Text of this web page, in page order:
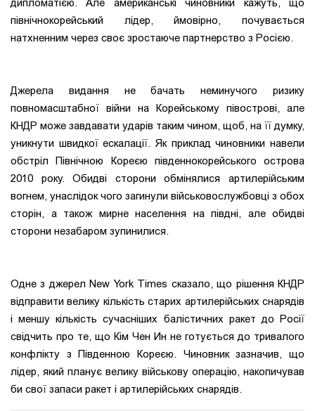
дипломатією. Але американські чиновники кажуть, що
північнокорейський лідер, ймовірно, почувається
натхненним через своє зростаюче партнерство з Росією.
Джерела видання не бачать неминучого ризику
повномасштабної війни на Корейському півострові, але
КНДР може завдавати ударів таким чином, щоб, на її думку,
уникнути швидкої ескалації. Як приклад чиновники навели
обстріл Північною Кореєю південнокорейського острова
2010 року. Обидві сторони обмінялися артилерійським
вогнем, унаслідок чого загинули військовослужбовці з обох
сторін, а також мирне населення на півдні, але обидві
сторони незабаром зупинилися.
Одне з джерел New York Times сказало, що рішення КНДР
відправити велику кількість старих артилерійських снарядів
і меншу кількість сучасніших балістичних ракет до Росії
свідчить про те, що Кім Чен Ин не готується до тривалого
конфлікту з Південною Кореєю. Чиновник зазначив, що
лідер, який планує велику військову операцію, накопичував
би свої запаси ракет і артилерійських снарядів.